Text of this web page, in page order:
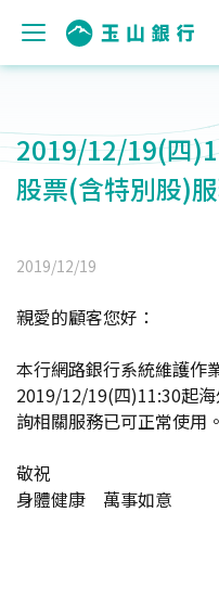
2019/12/19(四
股票(含特別股)
2019/12/19
親愛的顧客您好：
本行網路銀行系統維護作
2019/12/19(四)11:30起
詢相關服務已可正常使用。
敬祝
身體健康 萬事如意